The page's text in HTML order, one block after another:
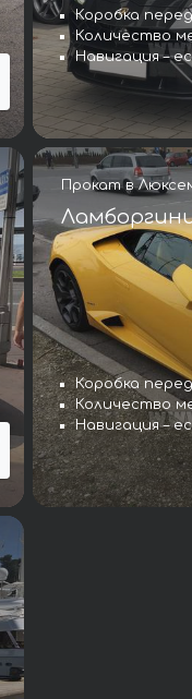
Коробка
Количество
Навигация –
Прокат в
Коробка
Количество
Навигация –